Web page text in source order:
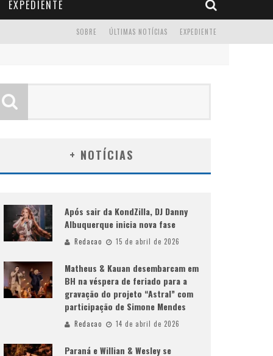
EXPEDIENTE
EXPEDIENTE
ÚLTIMAS NOTÍCIAS
SOBRE
+ NOTÍCIAS
Após sair da KondZilla, DJ Danny
Albuquerque inicia nova fase
Redacao 15 de abril de 2026
Matheus & Kauan desembarcam em
BH na véspera de feriado para a
gravação do projeto “Astral” com
participação de Simone Mendes
Redacao 14 de abril de 2026
Paraná e Willian & Wesley se